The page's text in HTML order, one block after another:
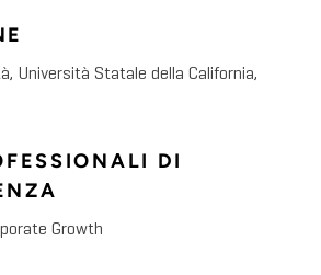
Università Statale della California,
DI
Growth